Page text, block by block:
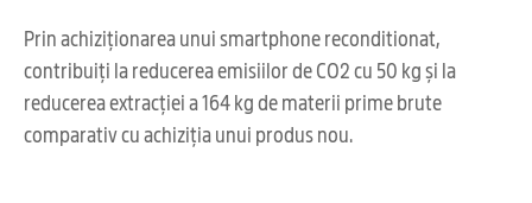
Prin achiziționarea unui smartphone reconditionat,
contribuiți la reducerea emisiilor de CO2 cu 50 kg și la
reducerea extracției a 164 kg de materii prime brute
comparativ cu achiziția unui produs nou.